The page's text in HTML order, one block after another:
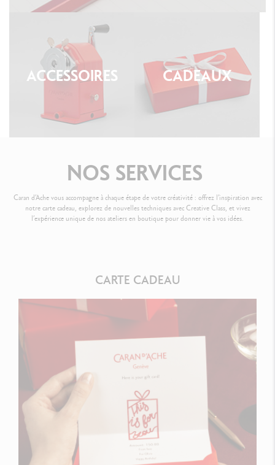
ACCESSOIRES CADEAUX
NOS SERVICES
Caran d’Ache vous accompagne à chaque étape de votre créativité : offrez l’inspiration avec
notre carte cadeau, explorez de nouvelles techniques avec Creative Class, et vivez
l’expérience unique de nos ateliers en boutique pour donner vie à vos idées.
CARTE CADEAU